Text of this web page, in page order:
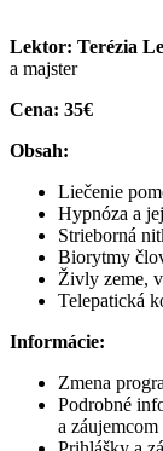
Lektor: Terézia
a majster
Cena: 35€
Obsah:
Liečenie
Hypnóza a
Strieborná
Biorytmy
Živly zeme,
Telepatická
Informácie:
Zmena
Podrobné
a